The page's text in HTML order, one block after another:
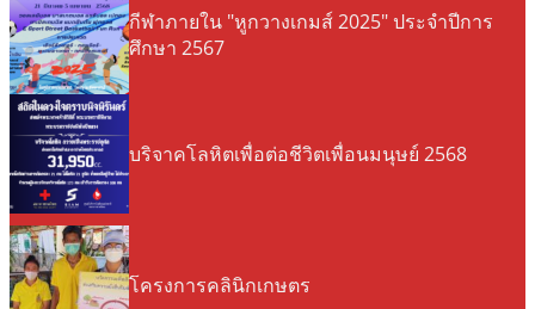
กีฬาภายใน "หูกวางเกมส์ 2025" ประจำปีการ
ศึกษา 2567
บริจาคโลหิตเพื่อต่อชีวิตเพื่อนมนุษย์ 2568
โครงการคลินิกเกษตร